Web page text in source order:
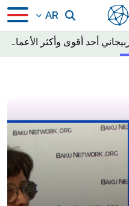
AR
بالنسبة لي، يُعدّ النشيد الوطني الأذربيجاني أحد أقوى وأكثر الأعمال كمالاً على الإطلاق، تقول إيرينا إلديروفا في برنامج «حوار مع توفيق عباسوف».